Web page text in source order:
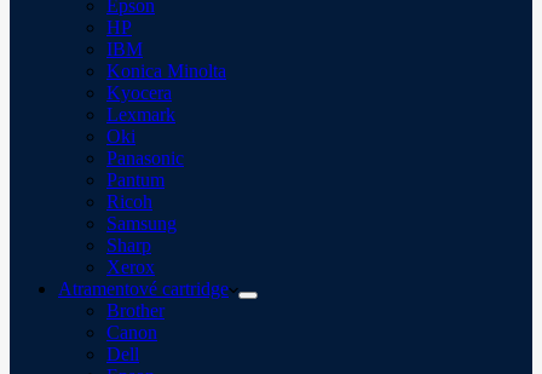
Epson
HP
IBM
Konica Minolta
Kyocera
Lexmark
Oki
Panasonic
Pantum
Ricoh
Samsung
Sharp
Xerox
Atramentové cartridge
Brother
Canon
Dell